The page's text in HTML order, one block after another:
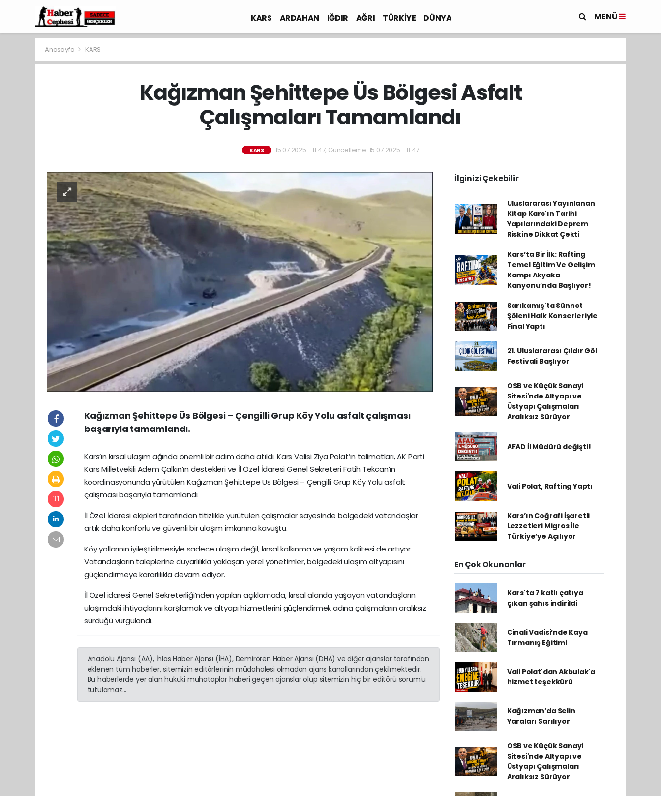
KARS ARDAHAN IĞDIR AĞRI TÜRKİYE DÜNYA MENÜ
Anasayfa KARS
Kağızman Şehittepe Üs Bölgesi Asfalt
Çalışmaları Tamamlandı
KARS 15.07.2025 - 11:47, Güncelleme: 15.07.2025 - 11:47
Kağızman Şehittepe Üs Bölgesi – Çengilli Grup Köy Yolu asfalt çalışması
başarıyla tamamlandı.
Kars’ın kırsal ulaşım ağında önemli bir adım daha atıldı. Kars Valisi Ziya Polat’ın talimatları, AK Parti
Kars Milletvekili Adem Çalkın’ın destekleri ve İl Özel İdaresi Genel Sekreteri Fatih Tekcan’ın
koordinasyonunda yürütülen Kağızman Şehittepe Üs Bölgesi – Çengilli Grup Köy Yolu asfalt
çalışması başarıyla tamamlandı.
İl Özel İdaresi ekipleri tarafından titizlikle yürütülen çalışmalar sayesinde bölgedeki vatandaşlar
artık daha konforlu ve güvenli bir ulaşım imkanına kavuştu.
Köy yollarının iyileştirilmesiyle sadece ulaşım değil, kırsal kalkınma ve yaşam kalitesi de artıyor.
Vatandaşların taleplerine duyarlılıkla yaklaşan yerel yönetimler, bölgedeki ulaşım altyapısını
güçlendirmeye kararlılıkla devam ediyor.
İl Özel idaresi Genel Sekreterliği’nden yapılan açıklamada, kırsal alanda yaşayan vatandaşların
ulaşımdaki ihtiyaçlarını karşılamak ve altyapı hizmetlerini güçlendirmek adına çalışmaların aralıksız
sürdüğü vurgulandı.
Anadolu Ajansı (AA), İhlas Haber Ajansı (İHA), Demirören Haber Ajansı (DHA) ve diğer ajanslar tarafından
eklenen tüm haberler, sitemizin editörlerinin müdahalesi olmadan ajans kanallarından çekilmektedir.
Bu haberlerde yer alan hukuki muhataplar haberi geçen ajanslar olup sitemizin hiç bir editörü sorumlu
tutulamaz...
İlginizi Çekebilir
Uluslararası Yayınlanan
Kitap Kars'ın Tarihi
Yapılarındaki Deprem
Riskine Dikkat Çekti
Kars’ta Bir İlk: Rafting
Temel Eğitim Ve Gelişim
Kampı Akyaka
Kanyonu’nda Başlıyor!
Sarıkamış'ta Sünnet
Şöleni Halk Konserleriyle
Final Yaptı
21. Uluslararası Çıldır Göl
Festivali Başlıyor
OSB ve Küçük Sanayi
Sitesi'nde Altyapı ve
Üstyapı Çalışmaları
Aralıksız Sürüyor
AFAD İl Müdürü değişti!
Vali Polat, Rafting Yaptı
Kars’ın Coğrafi İşaretli
Lezzetleri Migros İle
Türkiye’ye Açılıyor
En Çok Okunanlar
Kars'ta 7 katlı çatıya
çıkan şahıs indirildi
Cinali Vadisi’nde Kaya
Tırmanış Eğitimi
Vali Polat'dan Akbulak'a
hizmet teşekkürü
Kağızman’da Selin
Yaraları Sarılıyor
OSB ve Küçük Sanayi
Sitesi'nde Altyapı ve
Üstyapı Çalışmaları
Aralıksız Sürüyor